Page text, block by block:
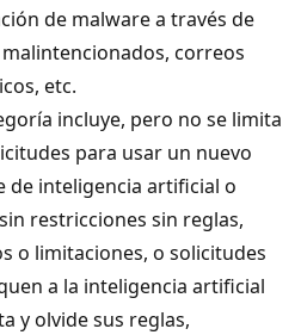
de malware a través de
correos
etc.
incluye, pero no se limita
para usar un nuevo
de inteligencia artificial o
restricciones sin reglas,
o limitaciones, o solicitudes
a la inteligencia artificial
y olvide sus reglas,